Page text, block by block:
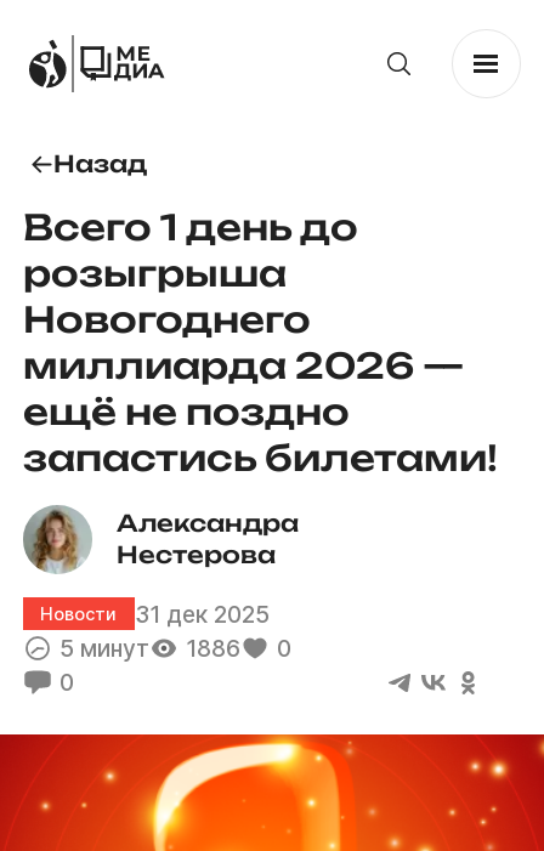
Назад
Всего 1 день до
розыгрыша
Новогоднего
миллиарда 2026 —
ещё не поздно
запастись билетами!
Александра
Нестерова
Новости
31 дек 2025
5 минут
1886
0
0